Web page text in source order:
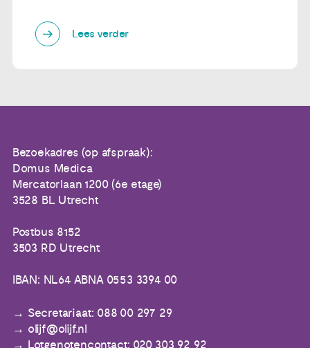
Lees verder
Bezoekadres (op afspraak):
Domus Medica
Mercatorlaan 1200 (6e etage)
3528 BL Utrecht
Postbus 8152
3503 RD Utrecht
IBAN: NL64 ABNA 0553 3394 00
Secretariaat: 088 00 297 29
olijf@olijf.nl
Lotgenotencontact: 020 303 92 92